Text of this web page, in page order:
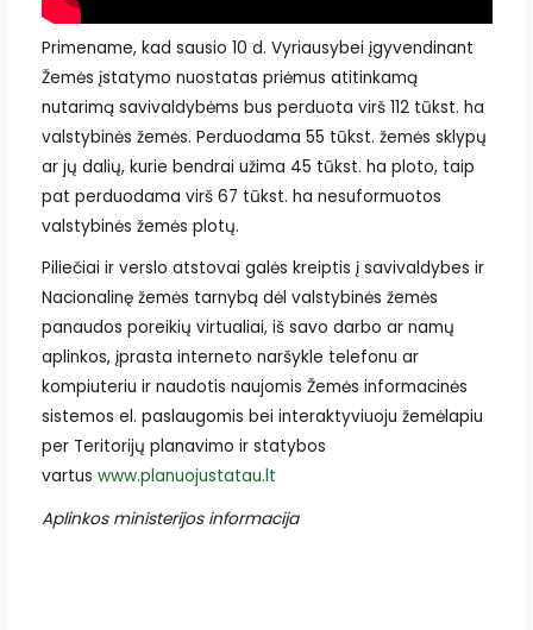
Primename, kad sausio 10 d. Vyriausybei įgyvendinant
Žemės įstatymo nuostatas priėmus atitinkamą
nutarimą savivaldybėms bus perduota virš 112 tūkst. ha
valstybinės žemės. Perduodama 55 tūkst. žemės sklypų
ar jų dalių, kurie bendrai užima 45 tūkst. ha ploto, taip
pat perduodama virš 67 tūkst. ha nesuformuotos
valstybinės žemės plotų.
Piliečiai ir verslo atstovai galės kreiptis į savivaldybes ir
Nacionalinę žemės tarnybą dėl valstybinės žemės
panaudos poreikių virtualiai, iš savo darbo ar namų
aplinkos, įprasta interneto naršykle telefonu ar
kompiuteriu ir naudotis naujomis Žemės informacinės
sistemos el. paslaugomis bei interaktyviuoju žemėlapiu
per Teritorijų planavimo ir statybos
vartus www.planuojustatau.lt
Aplinkos ministerijos informacija